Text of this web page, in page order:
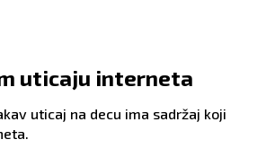
uticaju interneta
uticaj na decu ima sadržaj koji